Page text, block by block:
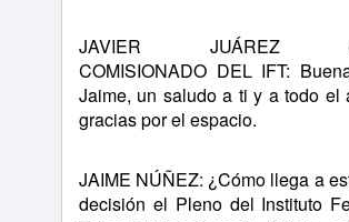
JAVIER JUÁREZ
COMISIONADO DEL IFT:
Jaime, un saludo a ti y a todo el
gracias por el espacio.
JAIME NÚÑEZ: ¿Cómo llega a
decisión el Pleno del Instituto